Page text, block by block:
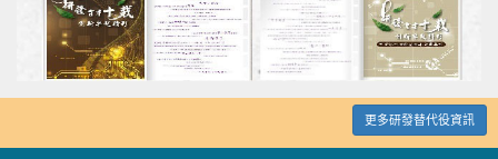
更多研發替代役資訊